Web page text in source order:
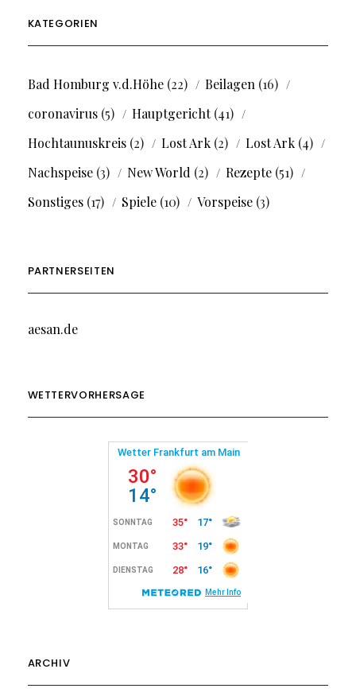
KATEGORIEN
Bad Homburg v.d.Höhe(22) Beilagen (16)
coronavirus(5) Hauptgericht(41)
Hochtaunuskreis(2) Lost Ark(2) Lost Ark(4)
Nachspeise(3) New World (2) Rezepte(51)
Sonstiges(17) Spiele(10) Vorspeise(3)
PARTNERSEITEN
aesan.de
WETTERVORHERSAGE
ARCHIV